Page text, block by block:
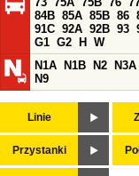
84B 85A 85B 86
91C 92A 92B 93
G1 G2 H
W
N1A
N1B N2 N3A
N9
Linie
Przystanki